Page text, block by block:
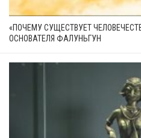
«ПОЧЕМУ СУЩЕСТВУЕТ
ОСНОВАТЕЛЯ ФАЛУНЬГУН